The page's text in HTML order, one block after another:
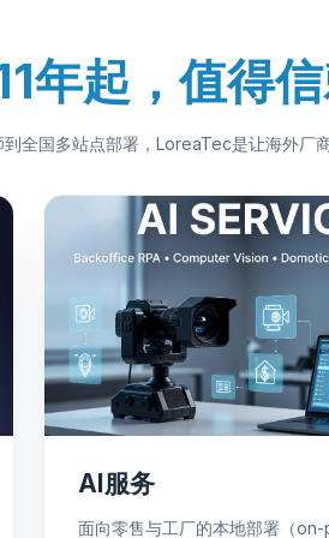
年起，值得
全国多站点部署，LoreaTec是让海外厂
AI服务
面向零售与工厂的本地部署（